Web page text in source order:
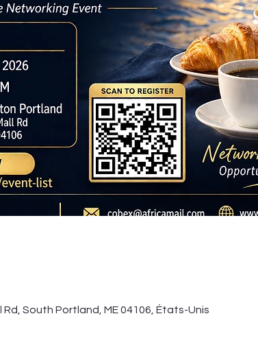
South Portland, ME 04106, États-Unis